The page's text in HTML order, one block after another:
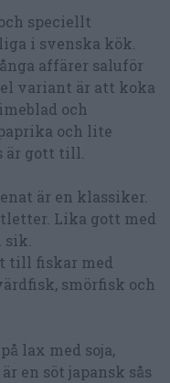
speciellt
i svenska kök.
affärer saluför
variant är att koka
och
och lite
är gott till.
är en klassiker.
Lika gott med
sik.
till fiskar med
smörfisk och
lax med soja,
en söt japansk sås